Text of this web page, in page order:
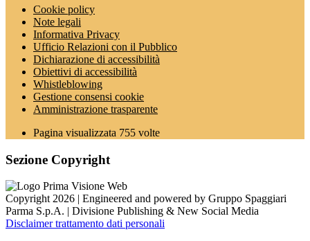
Cookie policy
Note legali
Informativa Privacy
Ufficio Relazioni con il Pubblico
Dichiarazione di accessibilità
Obiettivi di accessibilità
Whistleblowing
Gestione consensi cookie
Amministrazione trasparente
Pagina visualizzata 755 volte
Sezione Copyright
Copyright 2026 | Engineered and powered by Gruppo Spaggiari
Parma S.p.A. | Divisione Publishing & New Social Media
Disclaimer trattamento dati personali